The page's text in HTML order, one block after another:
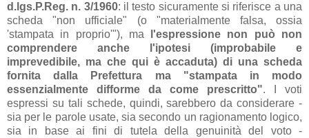
d.lgs.P.Reg. n. 3/1960: il testo sicuramente si riferisce a una
scheda "non ufficiale" (o "materialmente falsa, ossia
'stampata in proprio'"), ma
l'espressione non può non
comprendere anche l'ipotesi (improbabile e
imprevedibile, ma che qui è accaduta) di una scheda
fornita dalla Prefettura ma "stampata in modo
essenzialmente difforme da come prescritto". I voti
espressi su tali schede, quindi, sarebbero da considerare -
sia per le parole usate, sia secondo un ragionamento logico,
sia in base ai fini di tutela della genuinità del voto -